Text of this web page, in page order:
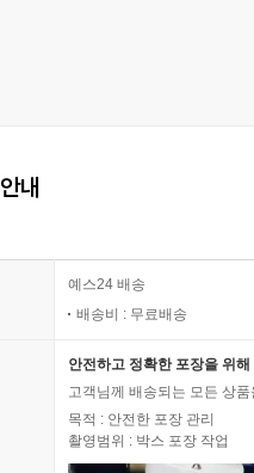
내
예스24 배송
배송비 : 무료배송
안전하고 정확한 포장을 위
고객님께 배송되는 모든 상
목적 : 안전한 포장 관리
촬영범위 : 박스 포장 작업